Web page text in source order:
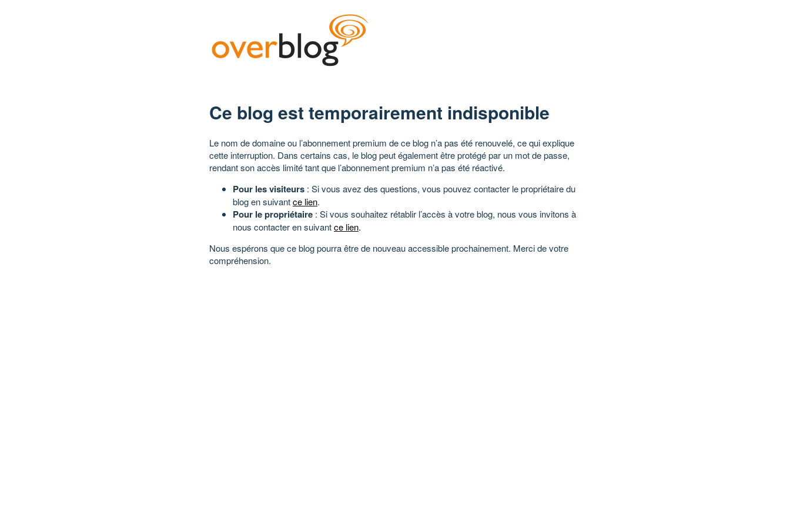
Ce blog est temporairement indisponible
Le nom de domaine ou l’abonnement premium de ce blog n’a pas été renouvelé, ce qui explique
cette interruption. Dans certains cas, le blog peut également être protégé par un mot de passe,
rendant son accès limité tant que l’abonnement premium n’a pas été réactivé.
Pour les visiteurs : Si vous avez des questions, vous pouvez contacter le propriétaire du
blog en suivantce lien.
Pour le propriétaire : Si vous souhaitez rétablir l’accès à votre blog, nous vous invitons à
nous contacter en suivantce lien.
Nous espérons que ce blog pourra être de nouveau accessible prochainement. Merci de votre
compréhension.